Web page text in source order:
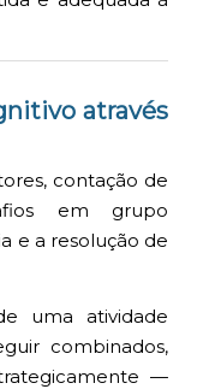
através
contação de
em grupo
e a resolução de
uma atividade
combinados,
—